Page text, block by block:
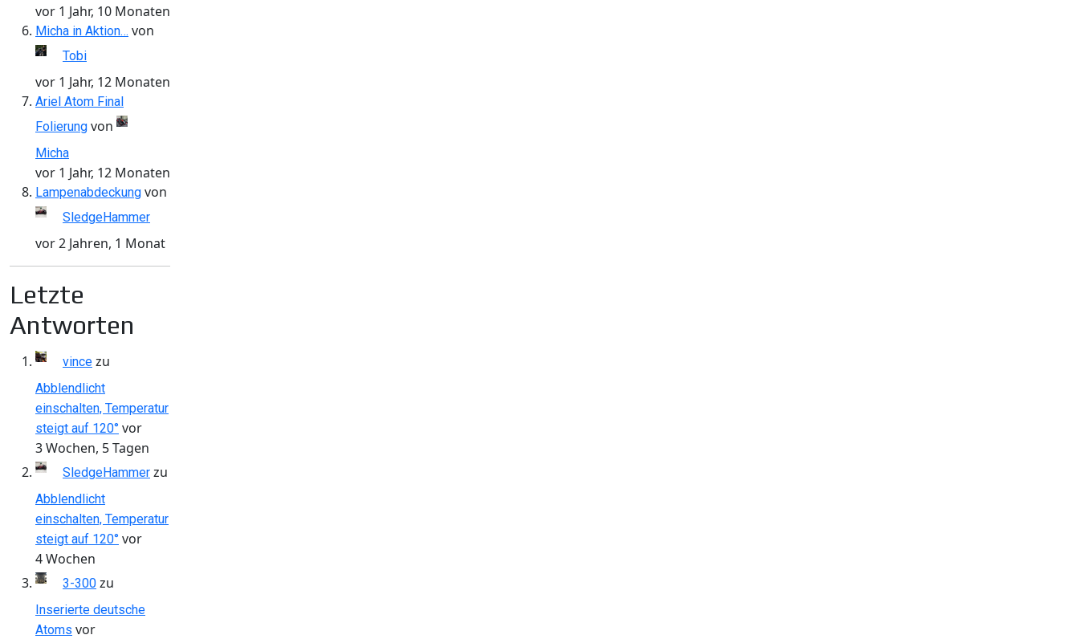
vor 1 Jahr, 10 Monaten
Micha in Aktion… von
Tobi
vor 1 Jahr, 12 Monaten
Ariel Atom Final
Folierung von
Micha
vor 1 Jahr, 12 Monaten
Lampenabdeckung von
SledgeHammer
vor 2 Jahren, 1 Monat
Letzte
Antworten
vince zu
Abblendlicht
einschalten, Temperatur
steigt auf 120° vor
3 Wochen, 5 Tagen
SledgeHammer zu
Abblendlicht
einschalten, Temperatur
steigt auf 120° vor
4 Wochen
3-300 zu
Inserierte deutsche
Atoms vor